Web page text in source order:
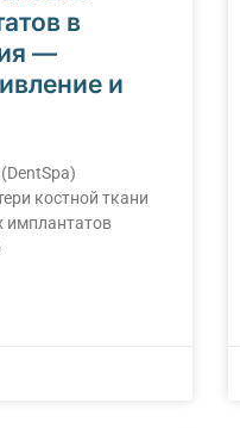
в
—
и
костной ткани
имплантатов